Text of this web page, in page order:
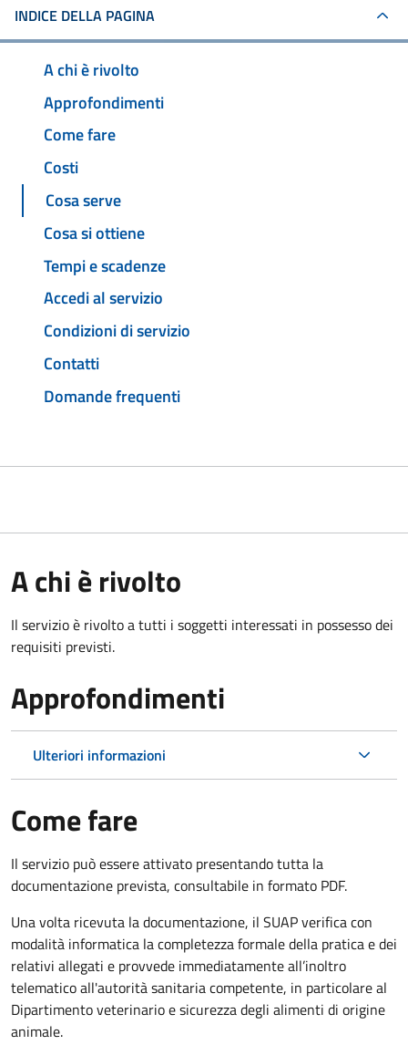
INDICE DELLA PAGINA
A chi è rivolto
Approfondimenti
Come fare
Costi
Cosa serve
Cosa si ottiene
Tempi e scadenze
Accedi al servizio
Condizioni di servizio
Contatti
Domande frequenti
A chi è rivolto
Il servizio è rivolto a tutti i soggetti interessati in possesso dei
requisiti previsti.
Approfondimenti
Ulteriori informazioni
Come fare
Il servizio può essere attivato presentando tutta la
documentazione prevista, consultabile in formato PDF.
Una volta ricevuta la documentazione, il SUAP verifica con
modalità informatica la completezza formale della pratica e dei
relativi allegati e provvede immediatamente all’inoltro
telematico all'autorità sanitaria competente, in particolare al
Dipartimento veterinario e sicurezza degli alimenti di origine
animale.